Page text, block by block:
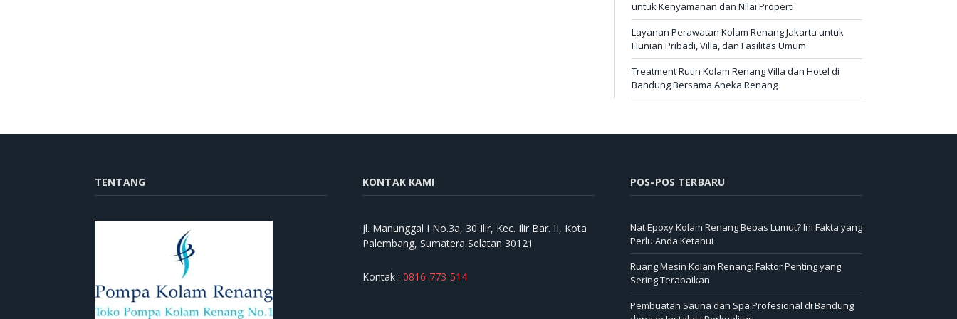
untuk Kenyamanan dan Nilai Properti
Layanan Perawatan Kolam Renang Jakarta untuk
Hunian Pribadi, Villa, dan Fasilitas Umum
Treatment Rutin Kolam Renang Villa dan Hotel di
Bandung Bersama Aneka Renang
TENTANG KONTAK KAMI
Jl. Manunggal I No.3a, 30 Ilir, Kec. Ilir Bar. II, Kota
Palembang, Sumatera Selatan 30121
Kontak : 0816-773-514
POS-POS TERBARU
Nat Epoxy Kolam Renang Bebas Lumut? Ini Fakta yang
Perlu Anda Ketahui
Ruang Mesin Kolam Renang: Faktor Penting yang
Sering Terabaikan
Pembuatan Sauna dan Spa Profesional di Bandung